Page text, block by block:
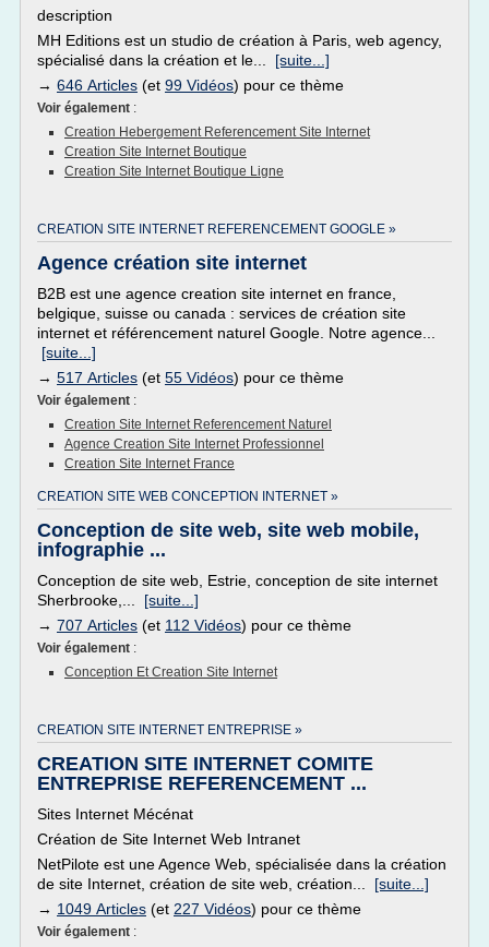
description
MH Editions est un studio de création à Paris, web agency,
spécialisé dans la création et le... [suite...]
→ 646 Articles (et 99 Vidéos) pour ce thème
Voir également :
Creation Hebergement Referencement Site Internet
Creation Site Internet Boutique
Creation Site Internet Boutique Ligne
CREATION SITE INTERNET REFERENCEMENT GOOGLE »
Agence création site internet
B2B est une agence creation site internet en france,
belgique, suisse ou canada : services de création site
internet et référencement naturel Google. Notre agence...
[suite...]
→ 517 Articles (et 55 Vidéos) pour ce thème
Voir également :
Creation Site Internet Referencement Naturel
Agence Creation Site Internet Professionnel
Creation Site Internet France
CREATION SITE WEB CONCEPTION INTERNET »
Conception de site web, site web mobile,
infographie ...
Conception de site web, Estrie, conception de site internet
Sherbrooke,... [suite...]
→ 707 Articles (et 112 Vidéos) pour ce thème
Voir également :
Conception Et Creation Site Internet
CREATION SITE INTERNET ENTREPRISE »
CREATION SITE INTERNET COMITE
ENTREPRISE REFERENCEMENT ...
Sites Internet Mécénat
Création de Site Internet Web Intranet
NetPilote est une Agence Web, spécialisée dans la création
de site Internet, création de site web, création... [suite...]
→ 1049 Articles (et 227 Vidéos) pour ce thème
Voir également :